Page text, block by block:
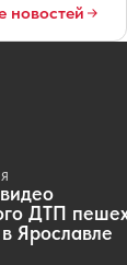
новостей
ДТП
Ярославле